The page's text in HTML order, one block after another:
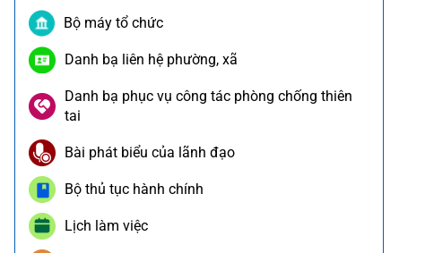
Bộ máy tổ chức
Danh bạ liên hệ phường, xã
Danh bạ phục vụ công tác phòng chống thiên
tai
Bài phát biểu của lãnh đạo
Bộ thủ tục hành chính
Lịch làm việc